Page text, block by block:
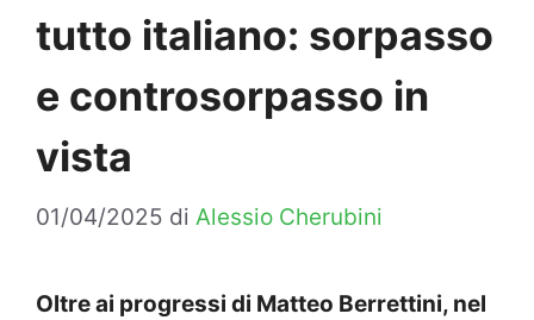
tutto italiano: sorpasso
e controsorpasso in
vista
01/04/2025 di Alessio Cherubini
Oltre ai progressi di Matteo Berrettini, nel